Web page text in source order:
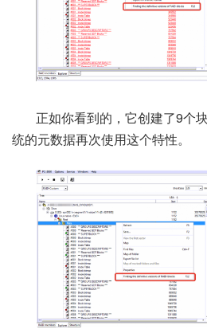
正如你看到的，它创建了9个
统的元数据再次使用这个特性。